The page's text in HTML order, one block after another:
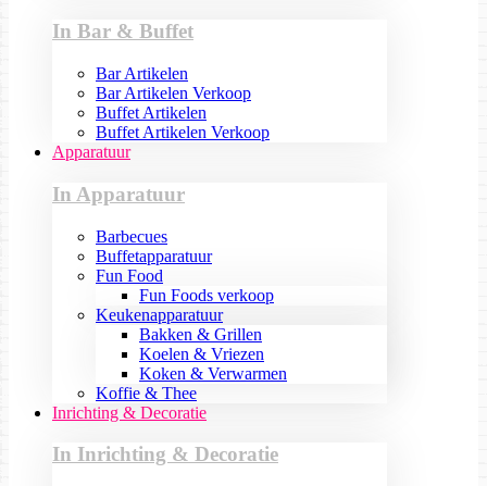
In Bar & Buffet
Bar Artikelen
Bar Artikelen Verkoop
Buffet Artikelen
Buffet Artikelen Verkoop
Apparatuur
In Apparatuur
Barbecues
Buffetapparatuur
Fun Food
Fun Foods verkoop
Keukenapparatuur
Bakken & Grillen
Koelen & Vriezen
Koken & Verwarmen
Koffie & Thee
Inrichting & Decoratie
In Inrichting & Decoratie